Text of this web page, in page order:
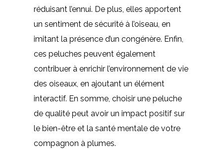
réduisant l’ennui. De plus, elles apportent
un sentiment de sécurité à l’oiseau, en
imitant la présence d’un congénère. Enfin,
ces peluches peuvent également
contribuer à enrichir l’environnement de vie
des oiseaux, en ajoutant un élément
interactif. En somme, choisir une peluche
de qualité peut avoir un impact positif sur
le bien-être et la santé mentale de votre
compagnon à plumes.